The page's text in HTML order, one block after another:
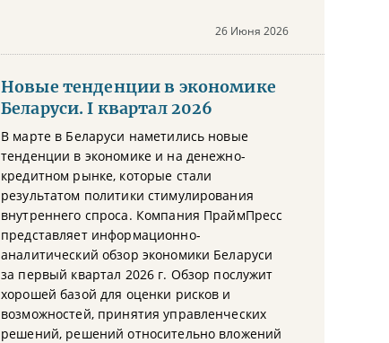
26 Июня 2026
Новые тенденции в экономике
Беларуси. I квартал 2026
В марте в Беларуси наметились новые
тенденции в экономике и на денежно-
кредитном рынке, которые стали
результатом политики стимулирования
внутреннего спроса. Компания ПраймПресс
представляет информационно-
аналитический обзор экономики Беларуси
за первый квартал 2026 г. Обзор послужит
хорошей базой для оценки рисков и
возможностей, принятия управленческих
решений, решений относительно вложений